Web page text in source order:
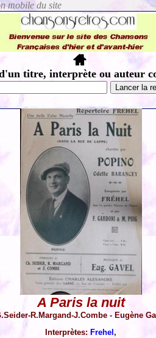
titre, interprète ou auteur
A Paris la nuit
R.Margand-J.Combe - Eugène
Interprètes: Frehel,